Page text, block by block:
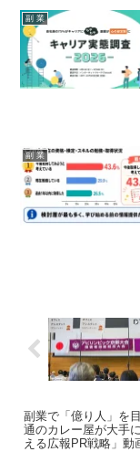
副 業
副 業
副業で「億り人」を
通のカレー屋が大手
える広報PR戦略」動